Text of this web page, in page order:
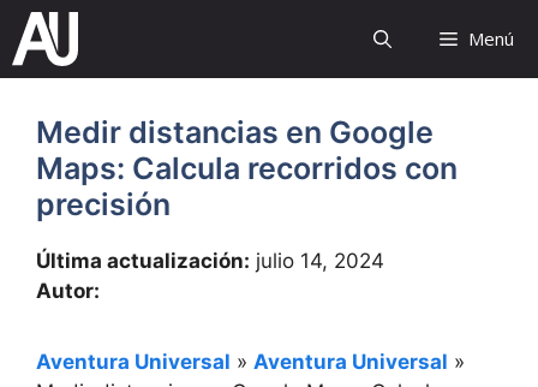
Saltar
contenido
Menú
Medir distancias en Google
Maps: Calcula recorridos con
precisión
Última actualización: julio 14, 2024
Autor:
Aventura Universal » Aventura Universal »